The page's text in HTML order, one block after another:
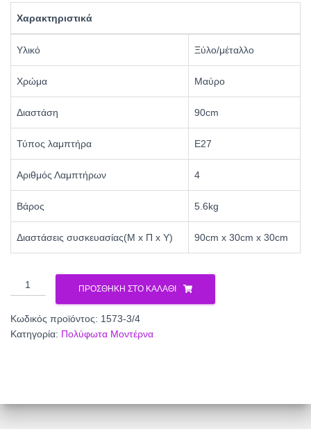
Χαρακτηριστικά
Υλικό Ξύλο/μέταλλο
Χρώμα Μαύρο
Διαστάση 90cm
Τύπος λαμπτήρα Ε27
Αριθμός Λαμπτήρων 4
Βάρος 5.6kg
Διαστάσεις συσκευασίας(Μ x Π x Υ) 90cm x 30cm x 30cm
Φωτιστικό
Πολύφωτο
Μέταλλο
μαύρο/
3/4
ΠΡΟΣΘΉΚΗ ΣΤΟ ΚΑΛΆΘΙ
Κωδικός προϊόντος: 1573-3/4
Κατηγορία: Πολύφωτα Μοντέρνα